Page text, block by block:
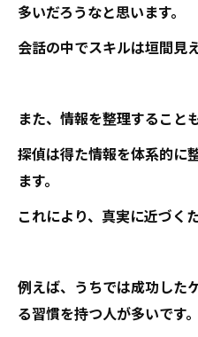
多いだろうなと思います。
会話の中でスキルは垣間見
また、情報を整理すること
探偵は得た情報を体系的に
ます。
これにより、真実に近づく
例えば、うちでは成功した
る習慣を持つ人が多いです。